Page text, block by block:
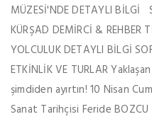
MÜZESİ'NDE DETAYLI BİLGİ
KÜRŞAD DEMİRCİ & REHBER
YOLCULUK DETAYLI BİLGİ
ETKİNLİK VE TURLAR
şimdiden ayırtın! 10 Nisan
Sanat Tarihçisi Feride